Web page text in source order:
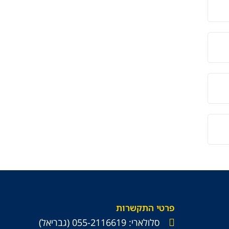
פרטי התקשרות
סלולארי: 055-2116619 (גבריאל)